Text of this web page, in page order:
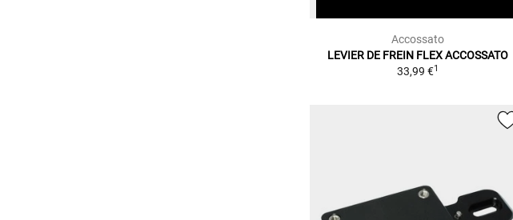
Accossato
LEVIER DE FREIN FLEX ACCOSSATO
33,99 €1